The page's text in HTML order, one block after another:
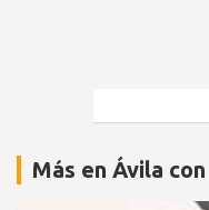
Más en Ávila